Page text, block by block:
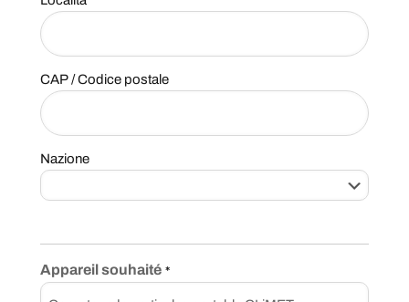
CAP / Codice postale
Nazione
Appareil souhaité *